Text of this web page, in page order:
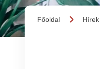
Főoldal Hírek